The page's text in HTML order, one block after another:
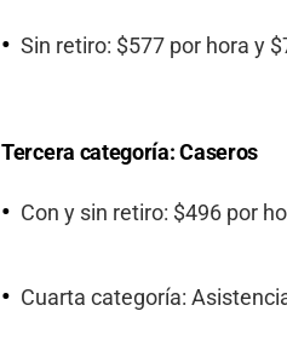
Sin retiro: $577 por hora y
Tercera categoría: Caseros
Con y sin retiro: $496 por
Cuarta categoría: